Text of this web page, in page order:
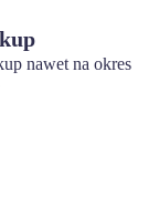
nawet na okres